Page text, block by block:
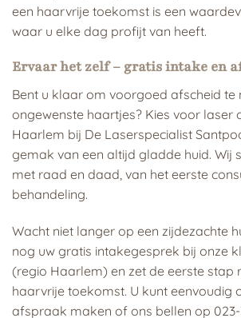
een haarvrije toekomst is een
waar u elke dag profijt van heeft.
Ervaar het zelf – gratis intake en
Bent u klaar om voorgoed afscheid te
ongewenste haartjes? Kies voor laser
Haarlem bij De Laserspecialist
gemak van een altijd gladde huid. Wij
met raad en daad, van het eerste
behandeling.
Wacht niet langer op een zijdezachte
nog uw gratis intakegesprek bij onze
(regio Haarlem) en zet de eerste stap
haarvrije toekomst. U kunt eenvoudig
afspraak maken of ons bellen op 023-